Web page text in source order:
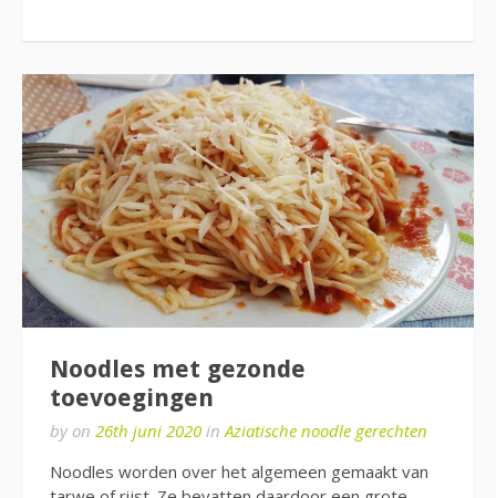
Noodles met gezonde
toevoegingen
by on 26th juni 2020 inAziatische noodle gerechten
Noodles worden over het algemeen gemaakt van